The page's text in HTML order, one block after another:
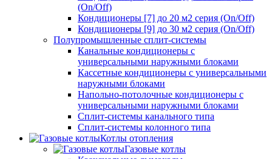
(On/Off)
Кондиционеры [7] до 20 м2 серия (On/Off)
Кондиционеры [9] до 30 м2 серия (On/Off)
Полупромышленные сплит-системы
Канальные кондиционеры с
универсальными наружными блоками
Кассетные кондиционеры с универсальными
наружными блоками
Напольно-потолочные кондиционеры с
универсальными наружными блоками
Сплит-системы канального типа
Сплит-системы колонного типа
Котлы отопления
Газовые котлы